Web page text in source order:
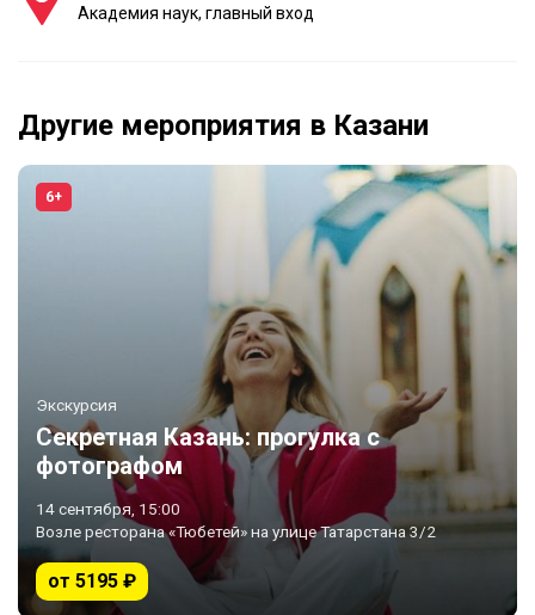
Академия наук, главный вход
Другие мероприятия в Казани
6+
Экскурсия
Секретная Казань: прогулка с
фотографом
14 сентября, 15:00
Возле ресторана «Тюбетей» на улице Татарстана 3/2
от 5195 ₽